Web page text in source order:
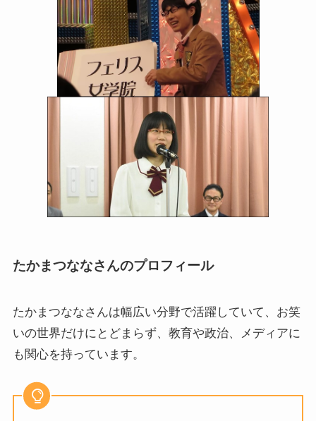
たかまつななさんのプロフィール
たかまつななさんは幅広い分野で活躍していて、お笑
いの世界だけにとどまらず、教育や政治、メディアに
も関心を持っています。